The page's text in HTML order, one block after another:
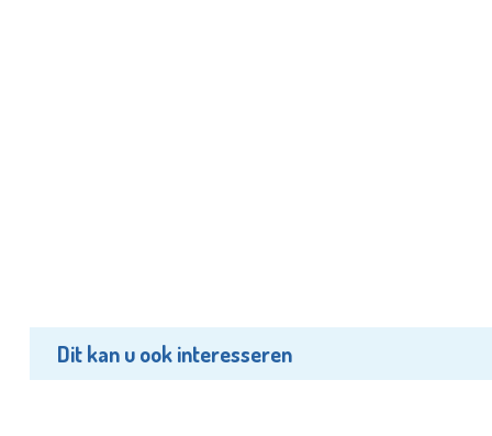
Dit kan u ook interesseren